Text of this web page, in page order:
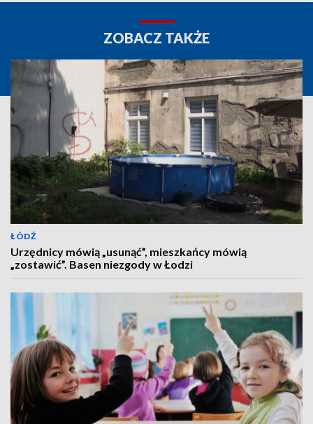
ZOBACZ TAKŻE
ŁÓDŹ
Urzędnicy mówią „usunąć”, mieszkańcy mówią
„zostawić”. Basen niezgody w Łodzi